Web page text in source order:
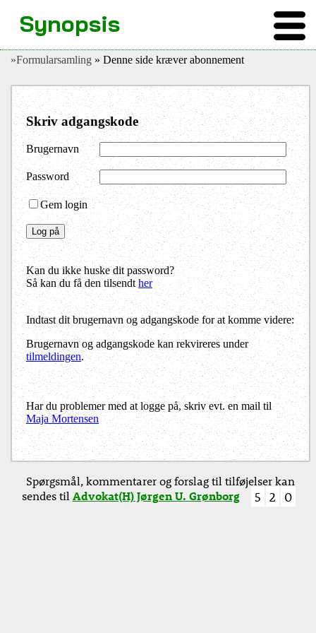
»Formularsamling » Denne side kræver abonnement
Skriv adgangskode
Brugernavn
Password
Gem login
Kan du ikke huske dit password?
Så kan du få den tilsendther
Indtast dit brugernavn og adgangskode for at komme videre:
Brugernavn og adgangskode kan rekvireres under
tilmeldingen.
Har du problemer med at logge på, skriv evt. en mail til
Maja Mortensen
Synopsis
Spørgsmål, kommentarer og forslag til tilføjelser kan
sendes tilAdvokat(H) Jørgen U. Grønborg 5 2 0